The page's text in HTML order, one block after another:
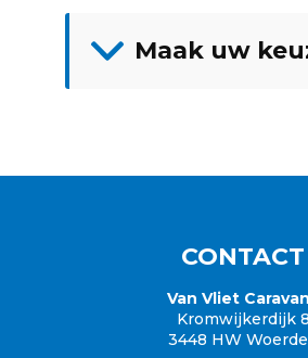
Maak uw
Knaus
Campers
Garantie
Inkoop / Caravan
Verzekering
Betaalgemak
CONTACT
Van Vliet
Kromwijkerdijk 8
3448 HW